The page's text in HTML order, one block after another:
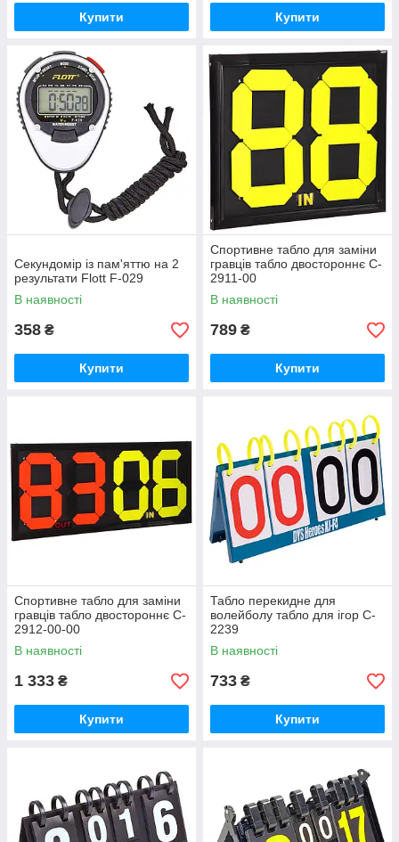
Купити Купити
Секундомір із пам'яттю на 2
результати Flott F-029
В наявності
358 ₴
Купити
Спортивне табло для заміни
гравців табло двостороннє C-
2911-00
В наявності
789 ₴
Купити
Спортивне табло для заміни
гравців табло двостороннє C-
2912-00-00
В наявності
1 333 ₴
Купити
Табло перекидне для
волейболу табло для ігор C-
2239
В наявності
733 ₴
Купити